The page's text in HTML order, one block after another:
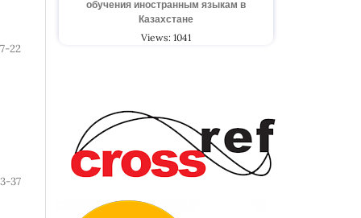
7-22
37
обучения иностранным языкам в
Казахстане
Views: 1041